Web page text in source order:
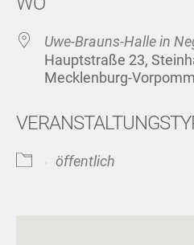
Uwe-Brauns-Halle in
Hauptstraße 23,
Mecklenburg-
öffentlich